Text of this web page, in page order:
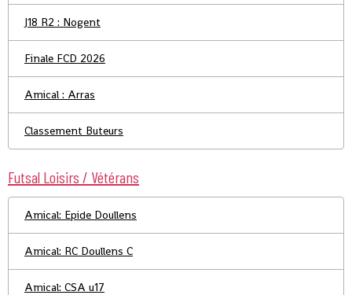
J18 R2 : Nogent
Finale FCD 2026
Amical : Arras
Classement Buteurs
Futsal Loisirs / Vétérans
Amical: Epide Doullens
Amical: RC Doullens C
Amical: CSA u17